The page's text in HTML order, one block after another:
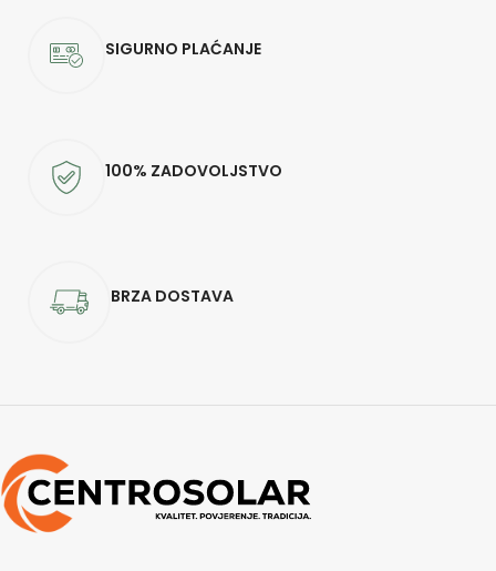
SIGURNO PLAĆANJE
100% ZADOVOLJSTVO
BRZA DOSTAVA